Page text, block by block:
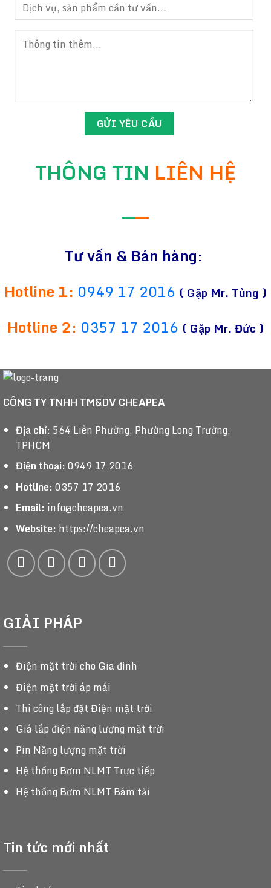
THÔNG TIN LIÊN HỆ
——
Tư vấn & Bán hàng:
Hotline 1: 0949 17 2016 ( Gặp Mr. Tùng )
Hotline 2: 0357 17 2016 ( Gặp Mr. Đức )
CÔNG TY TNHH TM&DV CHEAPEA
Địa chỉ: 564 Liên Phường, Phường Long Trường,
TPHCM
Điện thoại: 0949 17 2016
Hotline: 0357 17 2016
Email: info@cheapea.vn
Website: https://cheapea.vn
GIẢI PHÁP
Điện mặt trời cho Gia đình
Điện mặt trời áp mái
Thi công lắp đặt Điện mặt trời
Giá lắp điện năng lượng mặt trời
Pin Năng lượng mặt trời
Hệ thống Bơm NLMT Trực tiếp
Hệ thống Bơm NLMT Bám tải
Tin tức mới nhất